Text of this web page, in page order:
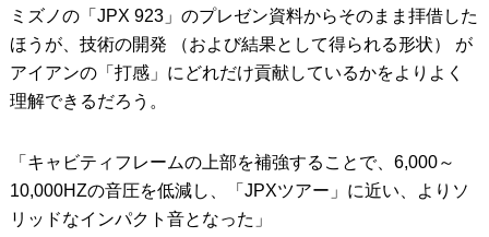
ミズノの「JPX 923」のプレゼン資料からそのまま拝借した
ほうが、技術の開発 （および結果として得られる形状） が
アイアンの「打感」にどれだけ貢献しているかをよりよく
理解できるだろう。
「キャビティフレームの上部を補強することで、6,000～
10,000HZの音圧を低減し、「JPXツアー」に近い、よりソ
リッドなインパクト音となった」